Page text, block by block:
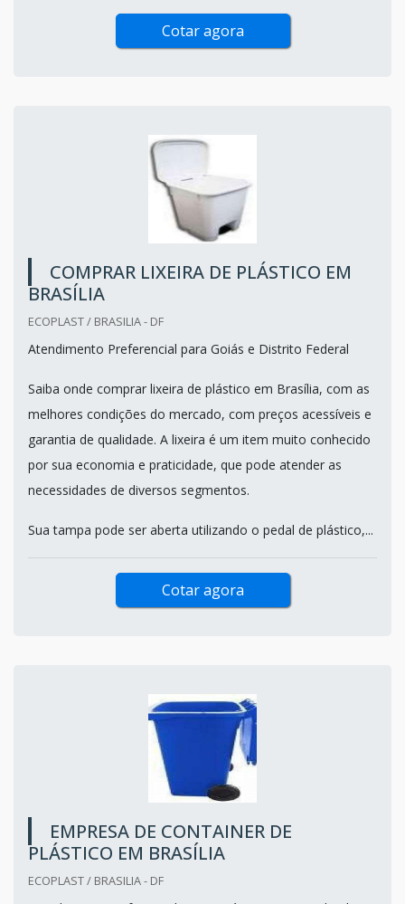
Cotar agora
COMPRAR LIXEIRA DE PLÁSTICO EM
BRASÍLIA
ECOPLAST / BRASILIA - DF
Atendimento Preferencial para Goiás e Distrito Federal
Saiba onde comprar lixeira de plástico em Brasília, com as
melhores condições do mercado, com preços acessíveis e
garantia de qualidade. A lixeira é um item muito conhecido
por sua economia e praticidade, que pode atender as
necessidades de diversos segmentos.
Sua tampa pode ser aberta utilizando o pedal de plástico,...
Cotar agora
EMPRESA DE CONTAINER DE
PLÁSTICO EM BRASÍLIA
ECOPLAST / BRASILIA - DF